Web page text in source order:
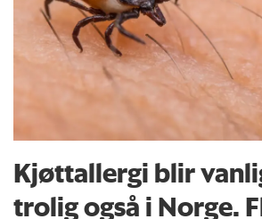
Kjøttallergi blir
trolig også i Norge.